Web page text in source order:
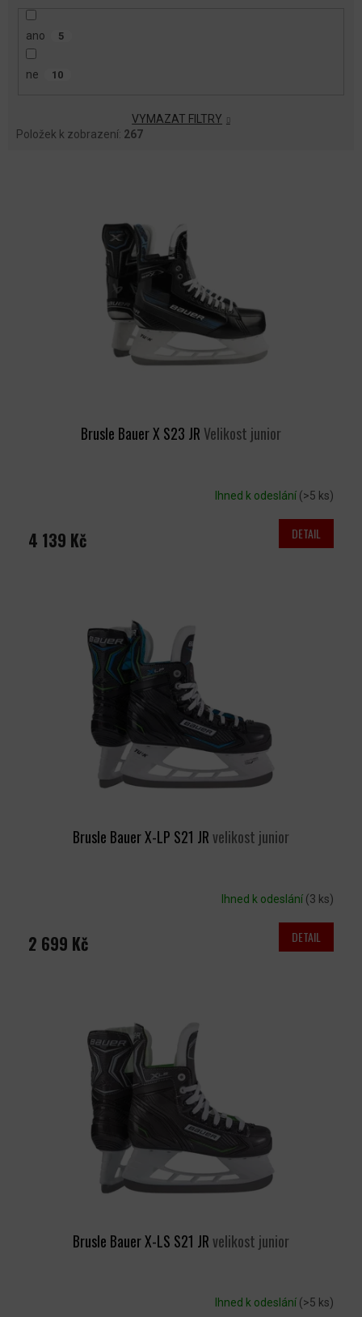
ano 5
ne 10
VYMAZAT FILTRY
Položek k zobrazení: 267
Brusle Bauer X S23 JR Velikost junior
Ihned k odeslání (>5 ks)
4 139 Kč DETAIL
Brusle Bauer X-LP S21 JRvelikost junior
Ihned k odeslání (3 ks)
2 699 Kč DETAIL
Brusle Bauer X-LS S21 JRvelikost junior
Ihned k odeslání (>5 ks)